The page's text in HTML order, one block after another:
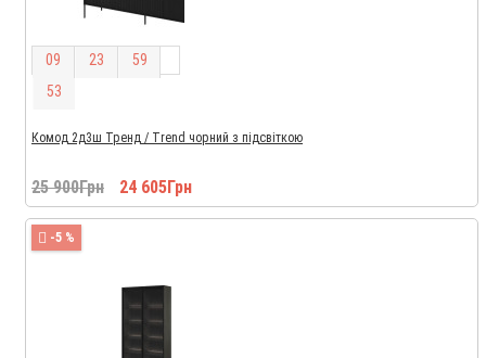
09 23 59
52
Комод 2д3ш Тренд / Trend чорний з підсвіткою
25 900Грн 24 605Грн
-5 %